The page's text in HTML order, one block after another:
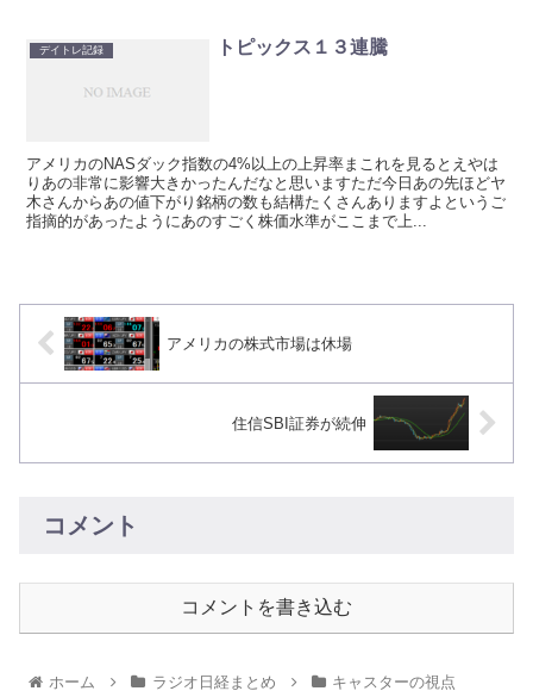
デイトレ記録 トピックス１３連騰
アメリカのNASダック指数の4%以上の上昇率まこれを見るとえやは
りあの非常に影響大きかったんだなと思いますただ今日あの先ほどヤ
木さんからあの値下がり銘柄の数も結構たくさんありますよというご
指摘的があったようにあのすごく株価水準がここまで上...
アメリカの株式市場は休場
住信SBI証券が続伸
コメント
コメントを書き込む
ホーム ラジオ日経まとめ キャスターの視点